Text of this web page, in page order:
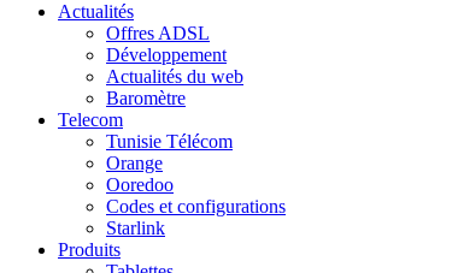
Actualités
Offres ADSL
Développement
Actualités du web
Baromètre
Telecom
Tunisie Télécom
Orange
Ooredoo
Codes et configurations
Starlink
Produits